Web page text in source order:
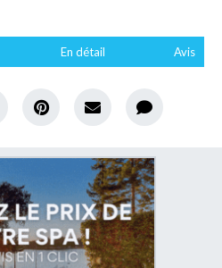
En détail Avis